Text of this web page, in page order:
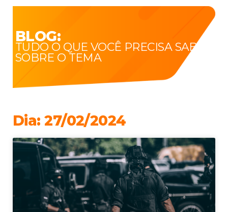
BLOG:
TUDO O QUE VOCÊ PRECISA SABER
SOBRE O TEMA
Dia: 27/02/2024